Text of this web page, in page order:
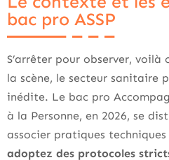
bac pro ASSP
S’arrêter pour observer, voilà
la scène, le secteur sanitaire
inédite. Le bac pro
à la Personne, en 2026, se
associer pratiques
adoptez des protocoles